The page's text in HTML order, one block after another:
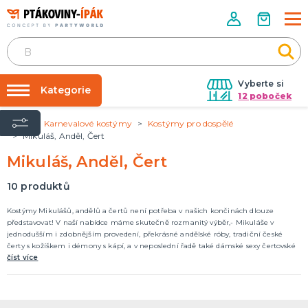
Vyberte si
12 poboček
Půjčovna kostýmů
Párty výzdoba na klíč
Nafukování balónků
Prodejny
Rozvoz
Párty Blog
O nás
Kategorie
PÁRTY DOPLŇKY
Tématické párty
Kostýmy pro dospělé
Kostýmy pro děti
Úvod Karnevalové kostýmy
Kostýmy pro dospělé
Mikuláš, Anděl, Čert
Mikuláš, Anděl, Čert
10 produktů
Kostýmy Mikulášů, andělů a čertů není potřeba v našich končinách dlouze
představovat! V naší nabídce máme skutečně rozmanitý výběr,- Mikuláše v
jednodušším i zdobnějším provedení, překrásné andělské róby, tradiční české
čerty s kožíškem i démony s kápí, a v neposlední řadě také dámské sexy čertovské
a andělský kostýmy.
číst více